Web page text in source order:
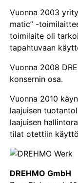
Vuonna 2003
matic” -
toimilaite oli
tapahtuvaan
Vuonna 2008
konsernin osa.
Vuonna 2010
laajuisen
laajuisen
tilat otettiin
DREHMO GmbH